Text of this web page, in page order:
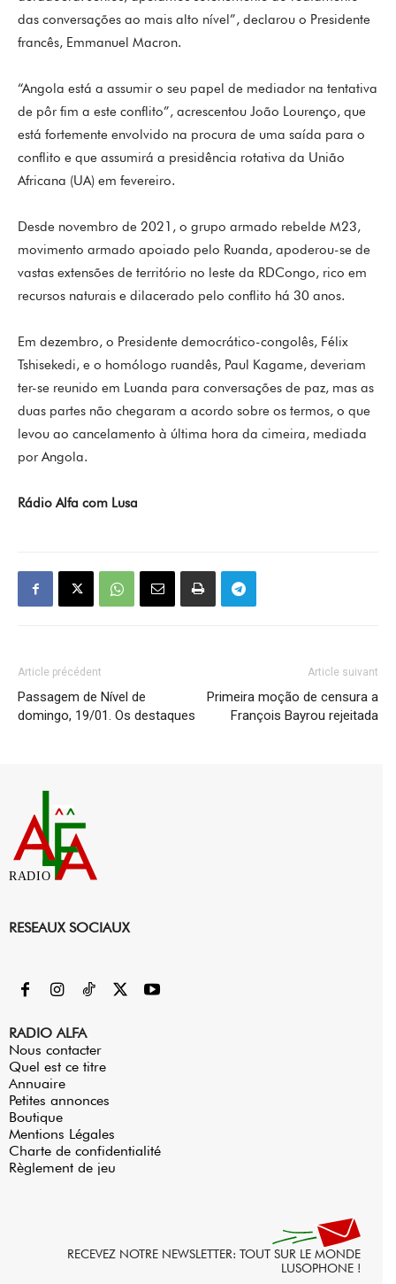
das conversações ao mais alto nível”, declarou o Presidente
francês, Emmanuel Macron.
“Angola está a assumir o seu papel de mediador na tentativa
de pôr fim a este conflito”, acrescentou João Lourenço, que
está fortemente envolvido na procura de uma saída para o
conflito e que assumirá a presidência rotativa da União
Africana (UA) em fevereiro.
Desde novembro de 2021, o grupo armado rebelde M23,
movimento armado apoiado pelo Ruanda, apoderou-se de
vastas extensões de território no leste da RDCongo, rico em
recursos naturais e dilacerado pelo conflito há 30 anos.
Em dezembro, o Presidente democrático-congolês, Félix
Tshisekedi, e o homólogo ruandês, Paul Kagame, deveriam
ter-se reunido em Luanda para conversações de paz, mas as
duas partes não chegaram a acordo sobre os termos, o que
levou ao cancelamento à última hora da cimeira, mediada
por Angola.
Rádio Alfa com Lusa
Article précédent
Passagem de Nível de
domingo, 19/01. Os destaques
Article suivant
Primeira moção de censura a
François Bayrou rejeitada
RADIO
RESEAUX SOCIAUX
RADIO ALFA
Nous contacter
Quel est ce titre
Annuaire
Petites annonces
Boutique
Mentions Légales
Charte de confidentialité
Règlement de jeu
RECEVEZ NOTRE NEWSLETTER: TOUT SUR LE MONDE
LUSOPHONE !